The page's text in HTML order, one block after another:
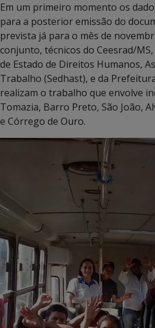
Em um primeiro momento os
para a posterior emissão do
prevista já para o mês de
conjunto, técnicos do Ceesrad/
de Estado de Direitos Humanos,
Trabalho (Sedhast), e da
realizam o trabalho que envolve
Tomazia, Barro Preto, São João,
e Córrego de Ouro.